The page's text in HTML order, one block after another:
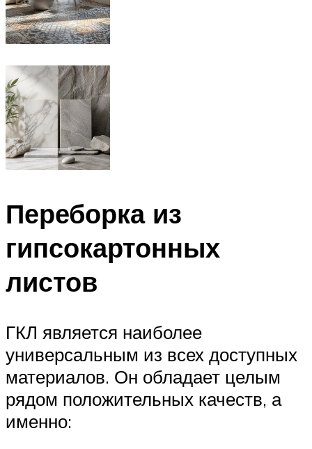
Переборка из
гипсокартонных
листов
ГКЛ является наиболее
универсальным из всех доступных
материалов. Он обладает целым
рядом положительных качеств, а
именно: